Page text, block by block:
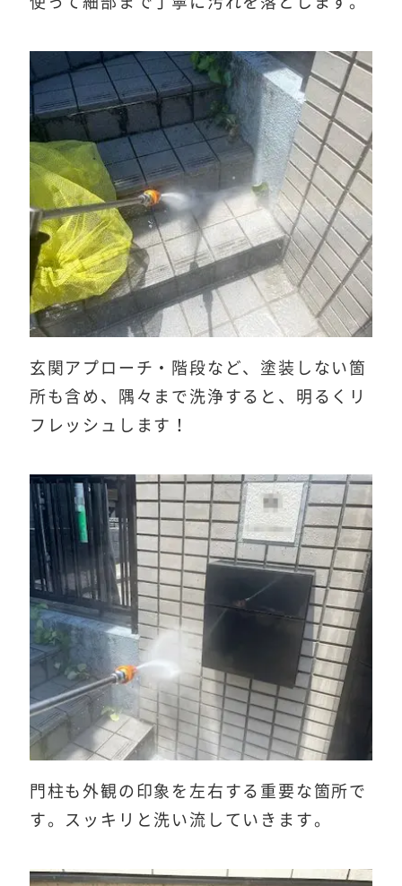
玄関アプローチ・階段など、塗装しない箇
所も含め、隅々まで洗浄すると、明るくリ
フレッシュします！
門柱も外観の印象を左右する重要な箇所で
す。スッキリと洗い流していきます。